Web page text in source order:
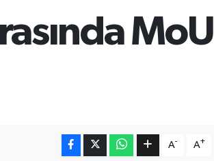
MoU
A- A+